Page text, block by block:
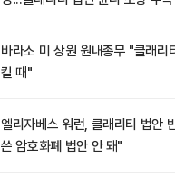
바라소 미 상원 원내총무 "클래리
킬 때"
엘리자베스 워런, 클래리티 법안
쓴 암호화폐 법안 안 돼"